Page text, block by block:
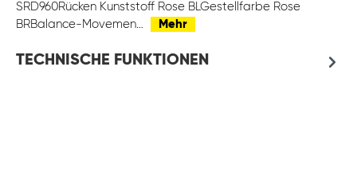
SRD960Rücken Kunststoff Rose BLGestellfarbe Rose
BRBalance-Movemen…
Mehr
TECHNISCHE FUNKTIONEN